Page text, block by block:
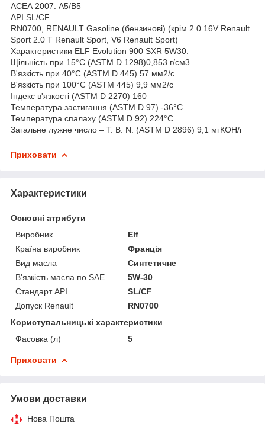
АСЕА 2007: А5/В5
API SL/CF
RN0700, RENAULT Gasoline (бензинові) (крім 2.0 16V Renault
Sport 2.0 T Renault Sport, V6 Renault Sport)
Характеристики ELF Evolution 900 SXR 5W30:
Щільність при 15°C (ASTM D 1298)0,853 г/см3
В'язкість при 40°C (ASTM D 445) 57 мм2/с
В'язкість при 100°C (ASTM 445) 9,9 мм2/с
Індекс в'язкості (ASTM D 2270) 160
Температура застигання (ASTM D 97) -36°C
Температура спалаху (ASTM D 92) 224°C
Загальне лужне число – T. B. N. (ASTM D 2896) 9,1 мгКОН/г
Приховати
Характеристики
Основні атрибути
Виробник
Elf
Країна виробник
Франція
Вид масла
Синтетичне
В'язкість масла по SAE
5W-30
Стандарт API
SL/CF
Допуск Renault
RN0700
Користувальницькі характеристики
Фасовка (л)
5
Приховати
Умови доставки
Нова Пошта